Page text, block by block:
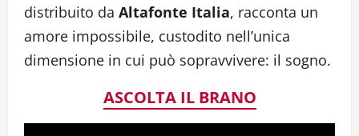
distribuito da Altafonte Italia, racconta un
amore impossibile, custodito nell’unica
dimensione in cui può sopravvivere: il sogno.
ASCOLTA IL BRANO